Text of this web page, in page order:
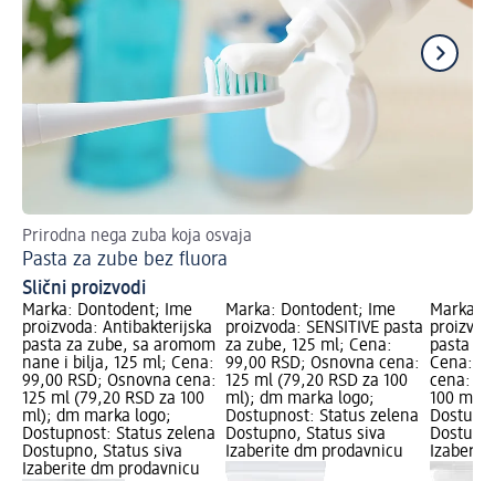
Prirodna nega zuba koja osvaja
Pasta za zube bez fluora
Slični proizvodi
Marka: Dontodent; Ime
proizvoda: Antibakterijska
pasta za zube, sa aromom
nane i bilja, 125 ml; Cena:
99,00 RSD; Osnovna cena:
125 ml (79,20 RSD za 100
ml); dm marka logo;
Dostupnost: Status zelena
Dostupno, Status siva
Izaberite dm prodavnicu
Marka: Dontodent; Ime
proizvoda: SENSITIVE pasta
za zube, 125 ml; Cena:
99,00 RSD; Osnovna cena:
125 ml (79,20 RSD za 100
ml); dm marka logo;
Dostupnost: Status zelena
Dostupno, Status siva
Izaberite dm prodavnicu
Marka:
pasta
Cena:
cena:
100 ml);